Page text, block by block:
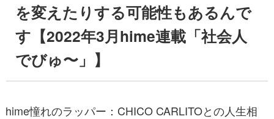
を変えたりする可能性もあるんで
す【2022年3月hime連載「社会人
でびゅ〜」】
hime憧れのラッパー：CHICO CARLITOとの人生相